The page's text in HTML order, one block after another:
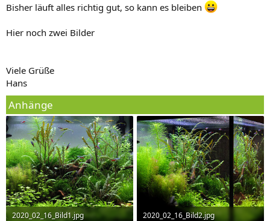
Bisher läuft alles richtig gut, so kann es bleiben
Hier noch zwei Bilder
Viele Grüße
Hans
Anhänge
2020_02_16_Bild1.jpg
2020_02_16_Bild2.jpg